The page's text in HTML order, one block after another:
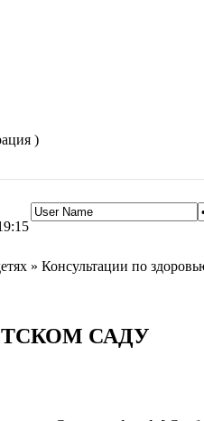
)
» Консультации по
САДУ